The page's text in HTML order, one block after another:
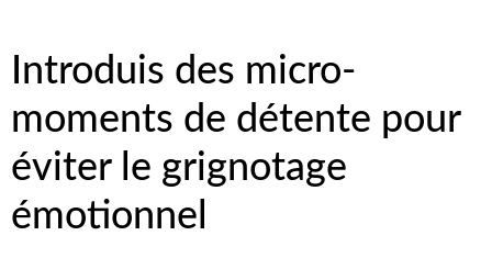
Introduis des micro-
moments de détente pour
éviter le grignotage
émotionnel